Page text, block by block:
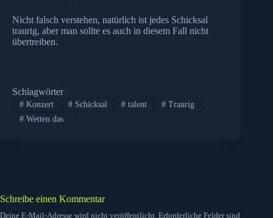
Nicht falsch verstehen, natürlich ist jedes Schicksal
traurig, aber man sollte es auch in diesem Fall nicht
übertreiben.
Schlagwörter
#Konzert #Schicksal # talent # Traurig
#Wetten das
Schreibe einen Kommentar
Deine E-Mail-Adresse wird nicht veröffentlicht. Erforderliche Felder sind